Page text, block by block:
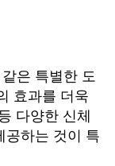
은 특별한 도
효과를 더욱
다양한 신체
공하는 것이 특